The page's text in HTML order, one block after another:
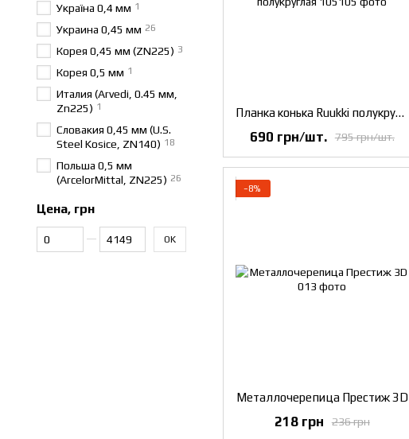
Планка конька Ruukki полукруглая
795 грн/шт.
690 грн/шт.
−8%
Металлочерепица Престиж 3D
236 грн
218 грн
Україна 0,4 мм 1
Украина 0,45 мм 26
Корея 0,45 мм (ZN225) 3
Корея 0,5 мм 1
Италия (Arvedi, 0.45 мм,
Zn225) 1
Словакия 0,45 мм (U.S.
Steel Kosice, ZN140) 18
Польша 0,5 мм
(ArcelorMittal, ZN225) 26
Цена, грн
OK